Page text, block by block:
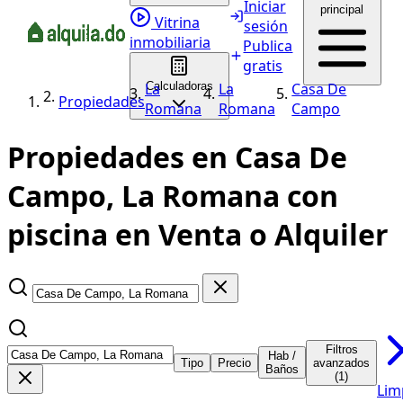
Vitrina
inmobiliaria
Calculadoras
Iniciar
sesión
Publica
gratis
principal
Propiedades
La
Romana
La
Romana
Casa De
Campo
Propiedades en Casa De
Campo, La Romana con
piscina en Venta o Alquiler
Tipo Precio
Hab /
Baños
Filtros
avanzados
(1)